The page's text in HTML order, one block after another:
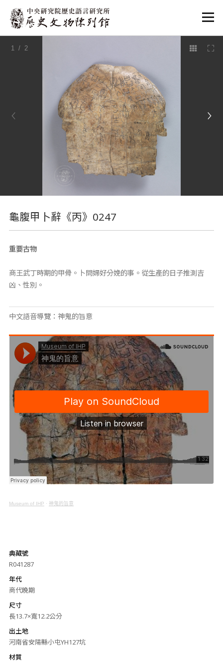
:::
1 / 2
龜腹甲卜辭《丙》0247
重要古物
商王武丁時期的甲骨。卜問婦好分娩的事。從生產的日子推測吉
凶、性別。
中文語音導覽：神鬼的旨意
Museum of IHP · 神鬼的旨意
典藏號
R041287
年代
商代晚期
尺寸
長13.7×寬12.2公分
出土地
河南省安陽縣小屯YH127坑
材質